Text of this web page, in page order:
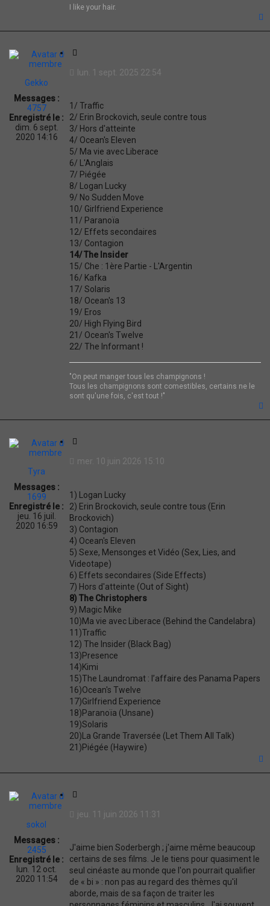
I like your hair.
Gekko
Messages :
4757
Enregistré le :
dim. 6 sept.
2020 14:16
t
t
i
o
n
lun. 1 sept. 2025 22:54
1/ Traffic
2/ Erin Brockovich, seule contre tous
3/ Hors d'atteinte
4/ Ocean's Eleven
5/ Ma vie avec Liberace
6/ L'Anglais
7/ Piégée
8/ Logan Lucky
9/ No Sudden Move
10/ Girlfriend Experience
11/ Paranoïa
12/ Effets secondaires
13/ Contagion
14/ The Insider
15/ Che : 1ère Partie - L'Argentin
16/ Kafka
17/ Solaris
18/ Ocean's 13
19/ Eros
20/ High Flying Bird
21/ Ocean's Twelve
22/ The Informant !
"On peut manger tous les champignons !
Tous les champignons sont comestibles, certains ne le
sont qu'une fois, c'est tout !"
Tyra
Messages :
1699
Enregistré le :
jeu. 16 juil.
2020 16:59
t
i
n
mer. 10 juin 2026 15:10
1) Logan Lucky
2) Erin Brockovich, seule contre tous (Erin
Brockovich)
3) Contagion
4) Ocean's Eleven
5) Sexe, Mensonges et Vidéo (Sex, Lies, and
Videotape)
6) Effets secondaires (Side Effects)
7) Hors d'atteinte (Out of Sight)
8) The Christophers
9) Magic Mike
10)Ma vie avec Liberace (Behind the Candelabra)
11)Traffic
12) The Insider (Black Bag)
13)Presence
14)Kimi
15)The Laundromat : l’affaire des Panama Papers
16)Ocean's Twelve
17)Girlfriend Experience
18)Paranoïa (Unsane)
19)Solaris
20)La Grande Traversée (Let Them All Talk)
21)Piégée (Haywire)
sokol
Messages :
2455
Enregistré le :
lun. 12 oct.
2020 11:54
t
t
i
o
jeu. 11 juin 2026 11:31
J'aime bien Soderbergh ; j'aime même beaucoup
certains de ses films. Je le tiens pour quasiment le
seul cinéaste au monde que l'on pourrait qualifier
de « bi » : non pas au regard des thèmes qu'il
aborde, mais de sa façon de traiter les